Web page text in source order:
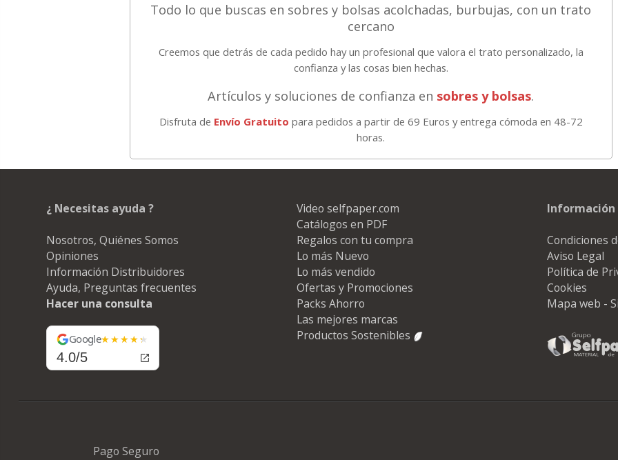
Todo lo que buscas en sobres y bolsas acolchadas, burbujas, con un trato
cercano
Creemos que detrás de cada pedido hay un profesional que valora el trato personalizado, la
confianza y las cosas bien hechas.
Artículos y soluciones de confianza en sobres y bolsas.
Disfruta de Envío Gratuito para pedidos a partir de 69 Euros y entrega cómoda en 48-72
horas.
¿ Necesitas ayuda ?
Nosotros, Quiénes Somos
Opiniones
Información Distribuidores
Ayuda, Preguntas frecuentes
Hacer una consulta
Google
4.0/5
Video selfpaper.com
Catálogos en PDF
Regalos con tu compra
Lo más Nuevo
Lo más vendido
Ofertas y Promociones
Packs Ahorro
Las mejores marcas
Productos Sostenibles
Información
Condiciones
Aviso Legal
Política de
Cookies
Mapa web -
Pago Seguro